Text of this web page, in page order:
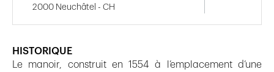
HISTORIQUE
Le manoir, construit en 1554 à l’emplacement d’une
2000 Neuchâtel - CH